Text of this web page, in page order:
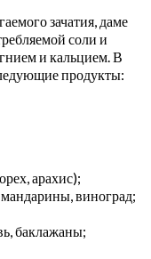
зачатия, даме
соли и
и кальцием. В
продукты:
арахис);
виноград;
баклажаны;